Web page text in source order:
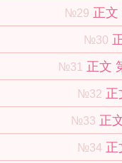
№29 正文
№30
№31 正文
№32 正
№33 正
№34 正